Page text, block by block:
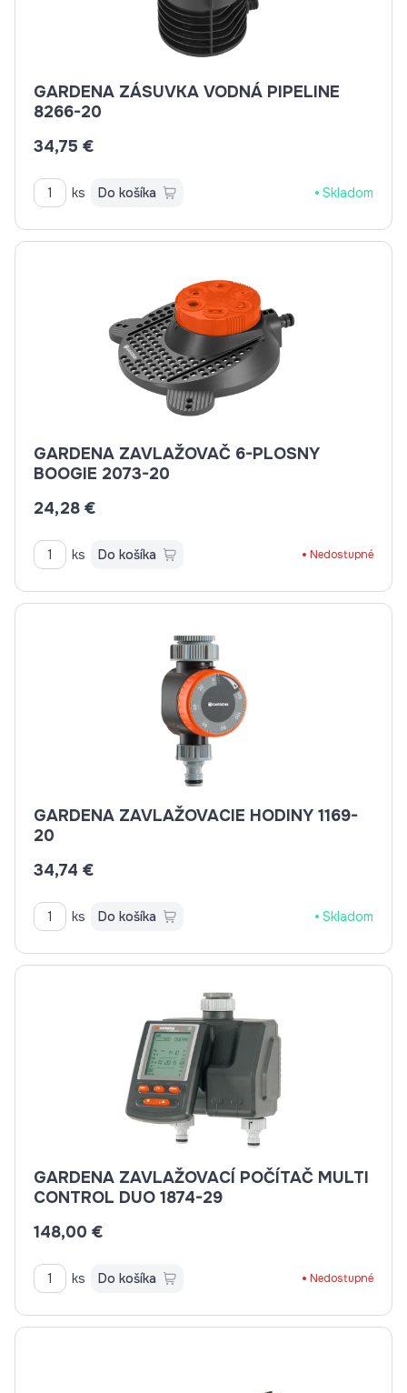
GARDENA ZÁSUVKA VODNÁ PIPELINE
8266-20
34,75 €
ks Do košíka Skladom
GARDENA ZAVLAŽOVAČ 6-PLOSNY
BOOGIE 2073-20
24,28 €
ks Do košíka Nedostupné
GARDENA ZAVLAŽOVACIE HODINY 1169-
20
34,74 €
ks Do košíka Skladom
GARDENA ZAVLAŽOVACÍ POČÍTAČ MULTI
CONTROL DUO 1874-29
148,00 €
ks Do košíka Nedostupné